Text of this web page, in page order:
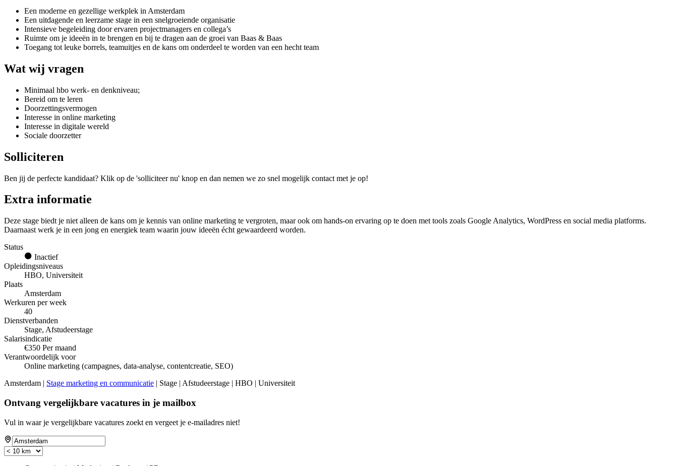
Een moderne en gezellige werkplek in Amsterdam
Een uitdagende en leerzame stage in een snelgroeiende organisatie
Intensieve begeleiding door ervaren projectmanagers en collega’s
Ruimte om je ideeën in te brengen en bij te dragen aan de groei van Baas & Baas
Toegang tot leuke borrels, teamuitjes en de kans om onderdeel te worden van een hecht team
Wat wij vragen
Minimaal hbo werk- en denkniveau;
Bereid om te leren
Doorzettingsvermogen
Interesse in online marketing
Interesse in digitale wereld
Sociale doorzetter
Solliciteren
Ben jij de perfecte kandidaat? Klik op de 'solliciteer nu' knop en dan nemen we zo snel mogelijk contact met je op!
Extra informatie
Deze stage biedt je niet alleen de kans om je kennis van online marketing te vergroten, maar ook om hands-on ervaring op te doen met tools zoals Google Analytics, WordPress en social media platforms.
Daarnaast werk je in een jong en energiek team waarin jouw ideeën écht gewaardeerd worden.
Status
Inactief
Opleidingsniveaus
HBO, Universiteit
Plaats
Amsterdam
Werkuren per week
40
Dienstverbanden
Stage, Afstudeerstage
Salarisindicatie
€350 Per maand
Verantwoordelijk voor
Online marketing (campagnes, data-analyse, contentcreatie, SEO)
Amsterdam | Stage marketing en communicatie | Stage | Afstudeerstage | HBO | Universiteit
Ontvang vergelijkbare vacatures in je mailbox
Vul in waar je vergelijkbare vacatures zoekt en vergeet je e-mailadres niet!